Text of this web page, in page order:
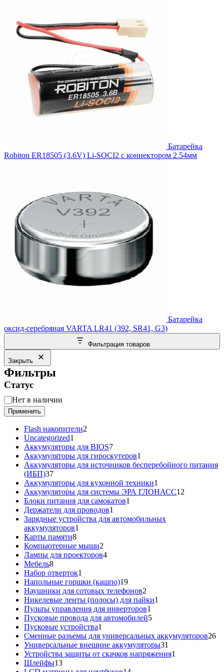
Батарейка
Robiton ER18505 (3.6V) Li-SOCI2 с коннектором 2.54мм
Батарейка
оксид-серебряная VARTA LR41 (392, SR41, G3)
Фильтрация товаров
Закрыть
Фильтры
Статус
Статус
Нет в наличии
Применить
Flash накопители2
Uncategorized1
товар
Аккумуляторы для BIOS77
товаров
Аккумуляторы для гироскутеров1
товар
Аккумуляторы для источников бесперебойного питания
(ИБП)3737
товаров
Аккумуляторы для кухонной техники1
товар
Аккумуляторы для системы ЭРА ГЛОНАСС12
Блоки питания для самокатов1
Держатели для проводов1
товар
Зарядные устройства для автомобильных
аккумуляторов1
Карты памяти88
товаров
Компьютерные мыши2
товара
Лампы для проекторов44
Мебель88
товаров
Набор отверток1
товар
Напольные горшки (кашпо)1919
товаров
Наушники для сотовых телефонов2
товара
Никелевые ленты (полосы) для пайки1
Пульты управления для инверторов1
товар
Пусковые провода для автомобилей55
Пусковые устройства1
товар
Сменные разъемы для универсальных аккумуляторов2626
Универсальные внешние аккумуляторы31
товар
Устройства защиты от скачков напряжения1
Шлейфы1313